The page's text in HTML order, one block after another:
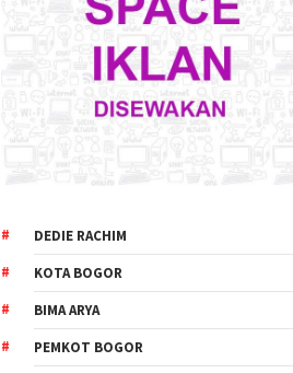
DEDIE RACHIM
KOTA BOGOR
BIMA ARYA
PEMKOT BOGOR